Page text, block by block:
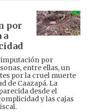
por
a
por
entre ellas, un
por la cruel muerte
de Caazapá. La
desde el
y las cajas